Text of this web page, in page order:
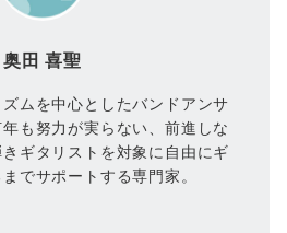
奥田 喜聖
ムを中心としたバンドアンサ
も努力が実らない、前進しな
ギタリストを対象に自由にギ
でサポートする専門家。